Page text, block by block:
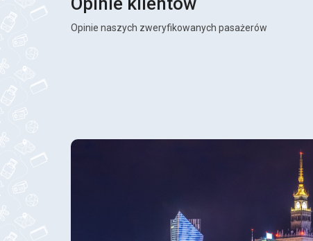
Opinie naszych zweryfikowanych pasażerów